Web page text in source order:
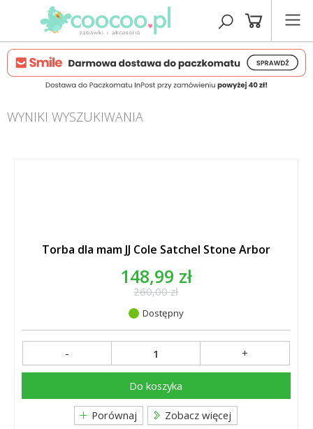
WYNIKI WYSZUKIWANIA
Torba dla mam JJ Cole Satchel Stone Arbor
148,99 zł
260,00 zł
Dostępny
- +
Do koszyka
Porównaj Zobacz więcej